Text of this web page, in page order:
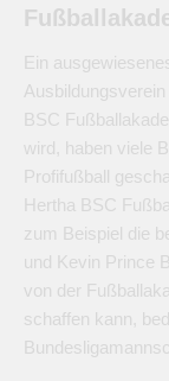
Ein
BSC
wird, haben viele
Profifußball
Hertha BSC
zum Beispiel die
und Kevin Prince
von der
schaffen kann,